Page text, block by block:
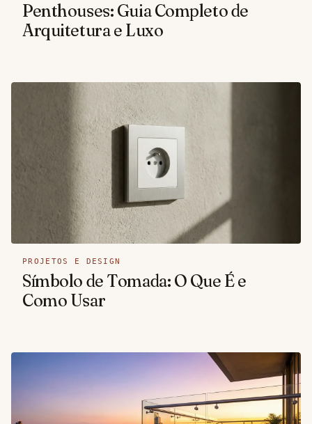
Penthouses: Guia Completo de
Arquitetura e Luxo
PROJETOS E DESIGN
Símbolo de Tomada: O Que É e
Como Usar